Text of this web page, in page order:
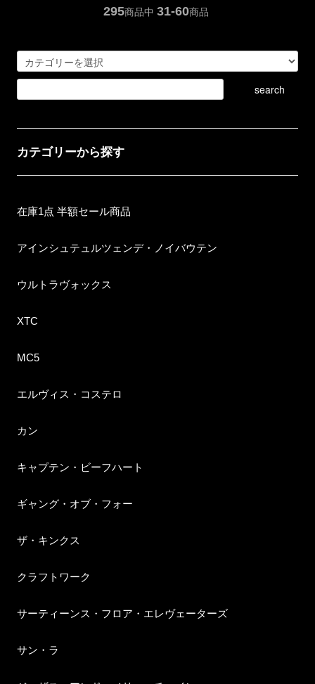
295商品中 31-60商品
カテゴリーから探す
在庫1点 半額セール商品
アインシュテュルツェンデ・ノイバウテン
ウルトラヴォックス
XTC
MC5
エルヴィス・コステロ
カン
キャプテン・ビーフハート
ギャング・オブ・フォー
ザ・キンクス
クラフトワーク
サーティーンス・フロア・エレヴェーターズ
サン・ラ